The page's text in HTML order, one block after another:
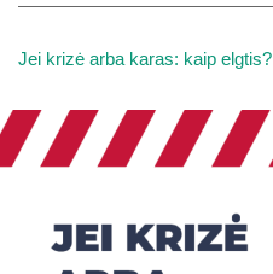
Jei krizė arba karas: kaip elgtis?